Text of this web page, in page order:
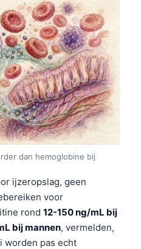
dan hemoglobine bij
ijzeropslag, geen
voor
rond 12-150 ng/mL bij
bij mannen, vermelden,
worden pas echt